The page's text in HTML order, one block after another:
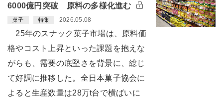
6000億円突破 原料の多様化進む
菓子 特集 2026.05.08
25年のスナック菓子市場は、原料価
格やコスト上昇といった課題を抱えな
がらも、需要の底堅さを背景に、総じ
て好調に推移した。全日本菓子協会に
よると生産数量は28万t台で横ばいに